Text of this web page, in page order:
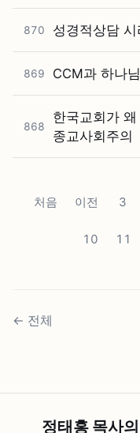
870 성경적상담 시
869 CCM과 하나
868
한국교회가
종교사회주의
처음 이전 3
10 11
← 전체
정태홍 목사